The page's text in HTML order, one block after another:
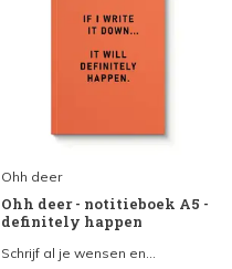
Ohh deer
Ohh deer - notitieboek A5 -
definitely happen
Schrijf al je wensen en...